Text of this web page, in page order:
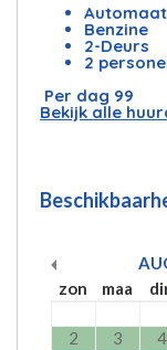
Automaat
Benzine
2-Deurs
2
Per dag 99
Bekijk alle
zon
maa
2
3 4